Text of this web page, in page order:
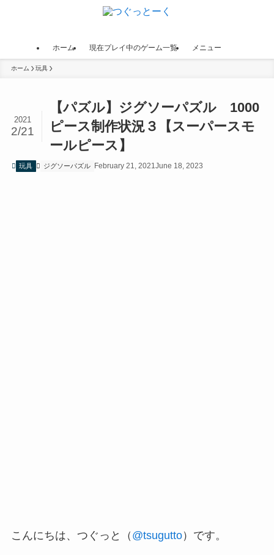
ホーム 現在プレイ中のゲーム一覧 メニュー
ホーム 玩具
【パズル】ジグソーパズル 1000
ピース制作状況３【スーパースモ
ールピース】
2021
2/21
玩具 ジグソーパズル February 21, 2021June 18, 2023
こんにちは、つぐっと（ @tsugutto）です。